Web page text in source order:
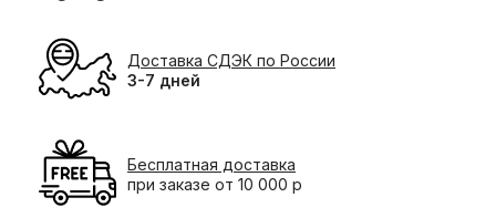
Доставка СДЭК по России
3-7 дней
Бесплатная доставка
при заказе от 10 000 р